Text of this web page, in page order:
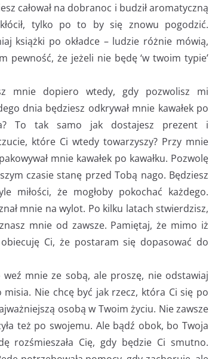
całował na dobranoc i budził aromatyczną
tylko po to by się znowu pogodzić.
książki po okładce – ludzie różnie mówią,
pewność, że jeżeli nie będę ‘w twoim typie’
mnie dopiero wtedy, gdy pozwolisz mi
dnia będziesz odkrywał mnie kawałek po
To tak samo jak dostajesz prezent i
które Ci wtedy towarzyszy? Przy mnie
mnie kawałek po kawałku. Pozwolę
czasie stanę przed Tobą nago. Będziesz
miłości, że mogłoby pokochać każdego.
mnie na wylot. Po kilku latach stwierdzisz,
mnie od zawsze. Pamiętaj, że mimo iż
Ci, że postaram się dopasować do
mnie ze sobą, ale proszę, nie odstawiaj
Nie chcę być jak rzecz, która Ci się po
osobą w Twoim życiu. Nie zawsze
też po swojemu. Ale bądź obok, bo Twoja
rozśmieszała Cię, gdy będzie Ci smutno.